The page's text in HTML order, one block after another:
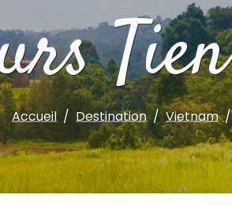
Accueil Destination Vietnam